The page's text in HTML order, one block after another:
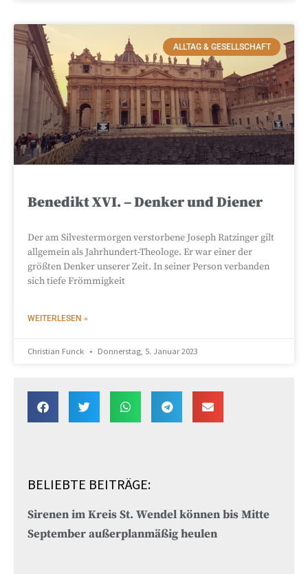
ALLTAG & GESELLSCHAFT
Benedikt XVI. – Denker und Diener
Der am Silvestermorgen verstorbene Joseph Ratzinger gilt
allgemein als Jahrhundert-Theologe. Er war einer der
größten Denker unserer Zeit. In seiner Person verbanden
sich tiefe Frömmigkeit
WEITERLESEN »
Christian Funck Donnerstag, 5. Januar 2023
BELIEBTE BEITRÄGE:
Sirenen im Kreis St. Wendel können bis Mitte
September außerplanmäßig heulen